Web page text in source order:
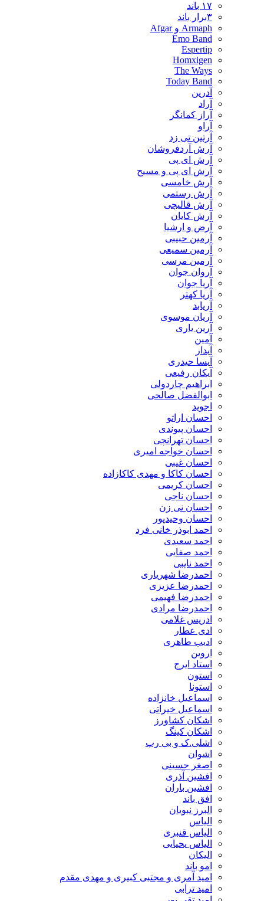
۱۷ باند
۳برار باند
Armaph و Afgar
Emo Band
Espertip
Homxigen
The Ways
Today Band
آدرین
آراد
آراز کمانگر
آراو
آرتین تی زد
آرش آردفروشان
آرش ای پی
آرش ای پی و مسیح
آرش خامسی
آرش رستمی
آرش قالیچی
آرش کایان
​آرض و ارشیا
آرمین حبیبی
آرمین سمیعی
آرمین مرسی
آروان جوان
آریا جوان
آریا کهتر
آریابد
آریان موسوی
آرین یاری
آمین
آیدار
آیسا حیدری
آیکان رفیعی
ابراهیم چاردولی
ابوالفضل صالحی
اجوید
احسان اراتو
احسان پیوندی
احسان تهرانچی
احسان خواجه امیری
احسان غیبی
احسان کاکا و مهدی کاکازاده
احسان کریمی
احسان ناجی
احسان نی زن
احسان وحیدپور
احمد ابوذر خانی فرد
احمد سعیدی
احمد صفایی
احمد نایبی
احمدرضا شهریاری
احمدرضا عزیزی
احمدرضا فهیمی
احمدرضا مرادی
ادریس غلامی
ادی عطار
ادیب طاهری
اروین
استاد ایرج
استون
استونا
اسماعیل خانزاده
اسماعیل خیراتی
اشکان کشاورز
اشکان کینگ
اشلی.ک و بی رپ
اشوان
اصغر حسینی
افشین آذری
افشین باران
افق باند
البرز نبویان
الیاس
الیاس قنبرى
الیاس یحیایی
الیکان
امو باند
امید آمری و مجتبی کبیری و مهدى مقدم
امید ترابی